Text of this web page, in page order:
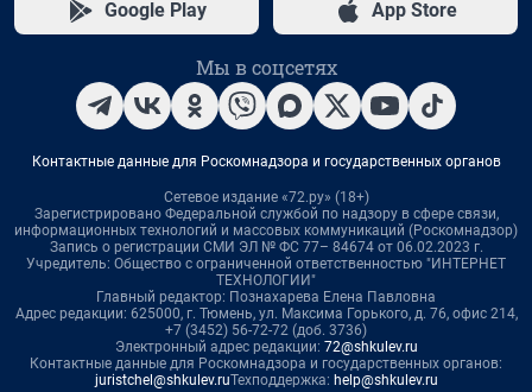
Google Play App Store
Мы в соцсетях
Контактные данные для Роскомнадзора и государственных органов
Сетевое издание «72.ру» (18+)
Зарегистрировано Федеральной службой по надзору в сфере связи,
информационных технологий и массовых коммуникаций (Роскомнадзор)
Запись о регистрации СМИ ЭЛ № ФС 77– 84674 от 06.02.2023 г.
Учредитель: Общество с ограниченной ответственностью "ИНТЕРНЕТ
ТЕХНОЛОГИИ"
Главный редактор: Познахарева Елена Павловна
Адрес редакции: 625000, г. Тюмень, ул. Максима Горького, д. 76, офис 214,
+7 (3452) 56-72-72 (доб. 3736)
Электронный адрес редакции: 72@shkulev.ru
Контактные данные для Роскомнадзора и государственных органов:
juristchel@shkulev.ruТехподдержка: help@shkulev.ru